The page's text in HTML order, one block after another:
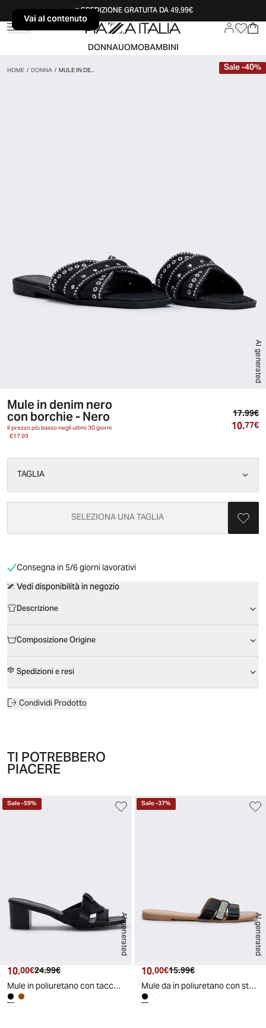
Vai al contenutoSPEDIZIONE GRATUITA DA 49,99€
DONNAUOMOBAMBINI
HOME/DONNA/MULE IN DE...
AI generated
Sale-40%
Mule in denim nero
con borchie - Nero
Il prezzo più basso negli ultimi 30 giorni
€17.99
17.99€
10.77€
TAGLIA
SELEZIONA UNA TAGLIA
Consegna in 5/6 giorni lavorativi
Vedi disponibilità in negozio
Descrizione
Composizione Origine
Spedizioni e resi
Condividi Prodotto
TI POTREBBERO
PIACERE
AI generated
Sale-59%
Prezzo attuale
10.00€ Prezzo originale
24.99€
Mule in poliuretano con tacco effetto legno - Nero
AI generated
Sale-37%
Prezzo attuale
10.00€ Prezzo originale
15.99€
Mule da in poliuretano con strass - Nero
Vai al contenuto